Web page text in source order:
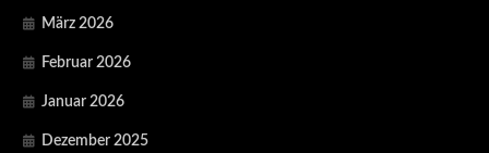
März 2026
Februar 2026
Januar 2026
Dezember 2025